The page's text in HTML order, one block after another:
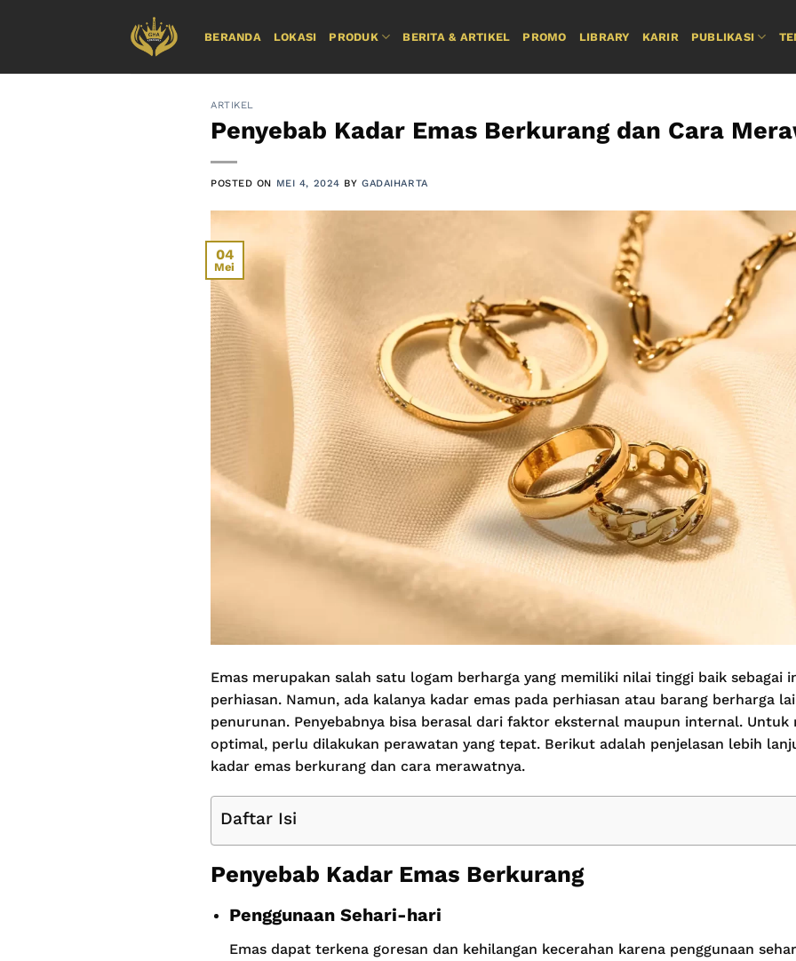
BERANDA LOKASI PRODUK BERITA & ARTIKEL PROMO LIBRARY KARIR PUBLIKASI
ARTIKEL
Penyebab Kadar Emas Berkurang dan Cara
POSTED ON MEI 4, 2024 BYGADAIHARTA
04
Mei
Emas merupakan salah satu logam berharga yang memiliki nilai tinggi baik sebagai
perhiasan. Namun, ada kalanya kadar emas pada perhiasan atau barang berharga
penurunan. Penyebabnya bisa berasal dari faktor eksternal maupun internal. Untuk
optimal, perlu dilakukan perawatan yang tepat. Berikut adalah penjelasan lebih
kadar emas berkurang dan cara merawatnya.
Daftar Isi
Penyebab Kadar Emas Berkurang
Penggunaan Sehari-hari
Emas dapat terkena goresan dan kehilangan kecerahan karena penggunaan